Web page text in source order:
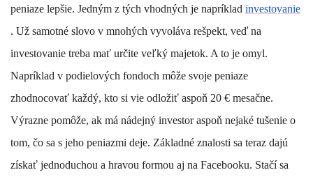
peniaze lepšie. Jedným z tých vhodných je napríklad investovanie
. Už samotné slovo v mnohých vyvoláva rešpekt, veď na
investovanie treba mať určite veľký majetok. A to je omyl.
Napríklad v podielových fondoch môže svoje peniaze
zhodnocovať každý, kto si vie odložiť aspoň 20 € mesačne.
Výrazne pomôže, ak má nádejný investor aspoň nejaké tušenie o
tom, čo sa s jeho peniazmi deje. Základné znalosti sa teraz dajú
získať jednoduchou a hravou formou aj na Facebooku. Stačí sa